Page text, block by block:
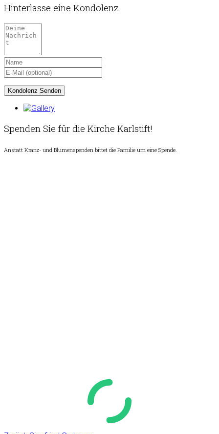
Hinterlasse eine Kondolenz
Spenden Sie für die Kirche Karlstift!
Anstatt Kranz- und Blumenspenden bittet die Familie um eine Spende.